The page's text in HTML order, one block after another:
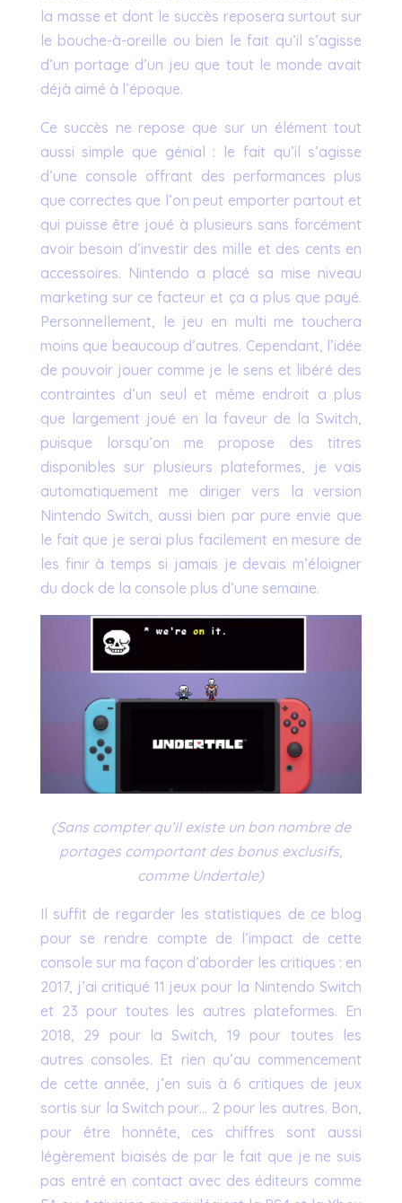
la masse et dont le succès reposera surtout sur
le bouche-à-oreille ou bien le fait qu’il s’agisse
d’un portage d’un jeu que tout le monde avait
déjà aimé à l’époque.
Ce succès ne repose que sur un élément tout
aussi simple que génial : le fait qu’il s’agisse
d’une console offrant des performances plus
que correctes que l’on peut emporter partout et
qui puisse être joué à plusieurs sans forcément
avoir besoin d’investir des mille et des cents en
accessoires. Nintendo a placé sa mise niveau
marketing sur ce facteur et ça a plus que payé.
Personnellement, le jeu en multi me touchera
moins que beaucoup d’autres. Cependant, l’idée
de pouvoir jouer comme je le sens et libéré des
contraintes d’un seul et même endroit a plus
que largement joué en la faveur de la Switch,
puisque lorsqu’on me propose des titres
disponibles sur plusieurs plateformes, je vais
automatiquement me diriger vers la version
Nintendo Switch, aussi bien par pure envie que
le fait que je serai plus facilement en mesure de
les finir à temps si jamais je devais m’éloigner
du dock de la console plus d’une semaine.
(Sans compter qu’il existe un bon nombre de
portages comportant des bonus exclusifs,
comme Undertale)
Il suffit de regarder les statistiques de ce blog
pour se rendre compte de l’impact de cette
console sur ma façon d’aborder les critiques : en
2017, j’ai critiqué 11 jeux pour la Nintendo Switch
et 23 pour toutes les autres plateformes. En
2018, 29 pour la Switch, 19 pour toutes les
autres consoles. Et rien qu’au commencement
de cette année, j’en suis à 6 critiques de jeux
sortis sur la Switch pour… 2 pour les autres. Bon,
pour être honnête, ces chiffres sont aussi
légèrement biaisés de par le fait que je ne suis
pas entré en contact avec des éditeurs comme